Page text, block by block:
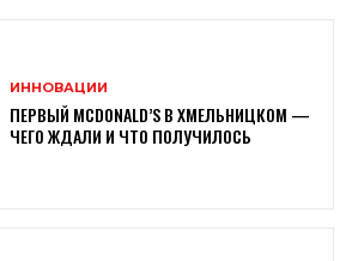
ИННОВАЦИИ
ПЕРВЫЙ MCDONALD’S В ХМЕЛЬНИЦКОМ —
ЧЕГО ЖДАЛИ И ЧТО ПОЛУЧИЛОСЬ